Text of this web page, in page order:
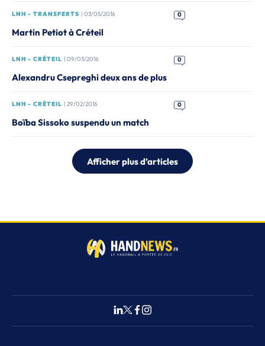
LNH - TRANSFERTS | 03/05/2016 0
Martin Petiot à Créteil
LNH - CRÉTEIL | 09/03/2016 0
Alexandru Csepreghi deux ans de plus
LNH - CRÉTEIL | 29/02/2016 0
Boïba Sissoko suspendu un match
Afficher plus d’articles